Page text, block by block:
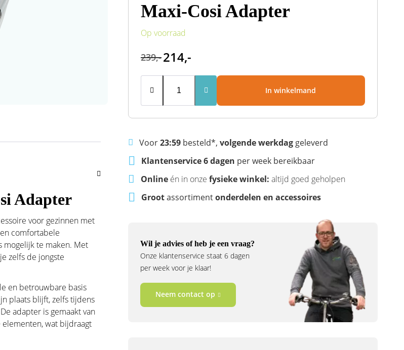
Adapter
voor gezinnen met
comfortabele
mogelijk te maken. Met
zelfs de jongste
en betrouwbare basis
plaats blijft, zelfs tijdens
adapter is gemaakt van
wat bijdraagt
Maxi-Cosi Adapter
Op voorraad
239,-214,-
In winkelmand
Voor23:59besteld*, volgende werkdaggeleverd
Klantenservice 6 dagen per week bereikbaar
Online én in onze fysieke winkel: altijd goed geholpen
Grootassortimentonderdelen en accessoires
Wil je advies of heb je een vraag?
Onze klantenservice staat 6 dagen
per week voor je klaar!
Neem contact op